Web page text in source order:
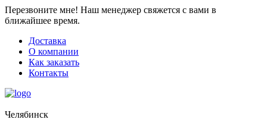
Перезвоните мне! Наш менеджер свяжется с вами в
ближайшее время.
Доставка
О компании
Как заказать
Контакты
Челябинск